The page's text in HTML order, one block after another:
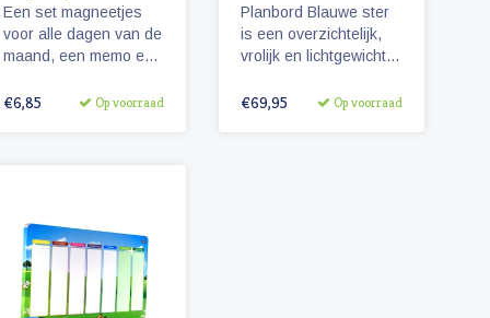
Een set magneetjes
voor alle dagen van de
maand, een memo en
4 extra getallen.
€6,85 Op voorraad
Planbord Blauwe ster
is een overzichtelijk,
vrolijk en lichtgewicht
kinderen (60 x 40 cm).
€69,95 Op voorraad